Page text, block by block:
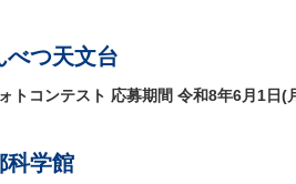
べつ天文台
トコンテスト 応募期間 令和8年6月1日(
科学館